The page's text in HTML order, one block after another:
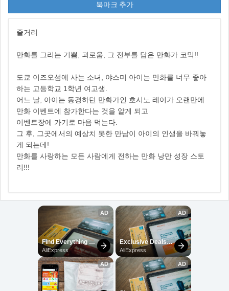
북마크 추가
줄거리
만화를 그리는 기쁨, 괴로움, 그 전부를 담은 만화가 코믹!!
도쿄 이즈오섬에 사는 소녀, 야스미 아이는 만화를 너무 좋아
하는 고등학교 1학년 여고생.
어느 날, 아이는 동경하던 만화가인 호시노 레이가 오랜만에
만화 이벤트에 참가한다는 것을 알게 되고
이벤트장에 가기로 마음 먹는다.
그 후, 그곳에서의 예상치 못한 만남이 아이의 인생을 바꿔놓
게 되는데!
만화를 사랑하는 모든 사람에게 전하는 만화 낭만 성장 스토
리!!!